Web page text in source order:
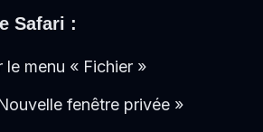
Safari :
le menu « Fichier »
fenêtre privée »